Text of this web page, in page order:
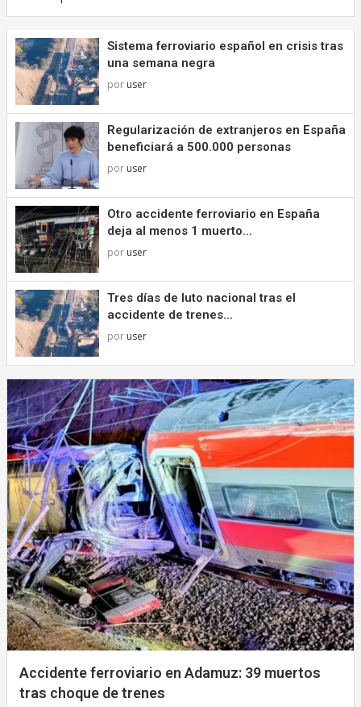
Sistema ferroviario español en crisis tras
una semana negra
por user
Regularización de extranjeros en España
beneficiará a 500.000 personas
por user
Otro accidente ferroviario en España
deja al menos 1 muerto...
por user
Tres días de luto nacional tras el
accidente de trenes...
por user
Accidente ferroviario en Adamuz: 39 muertos
tras choque de trenes